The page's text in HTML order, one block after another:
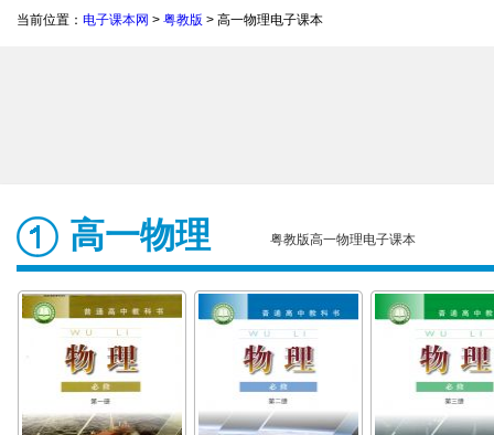
当前位置： 电子课本网 > 粤教版 > 高一物理电子课本
高一物理 粤教版高一物理电子课本